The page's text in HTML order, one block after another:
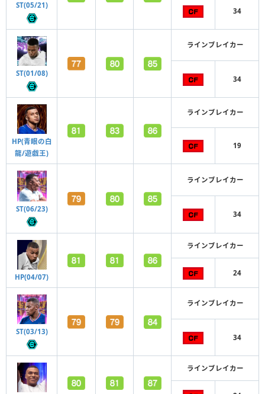
ST(05/21)
34
ST(01/08)
ラインブレイカー
34
HP(青眼の白
龍/遊戯王)
ラインブレイカー
19
ST(06/23)
ラインブレイカー
34
HP(04/07)
ラインブレイカー
24
ST(03/13)
ラインブレイカー
34
ラインブレイカー